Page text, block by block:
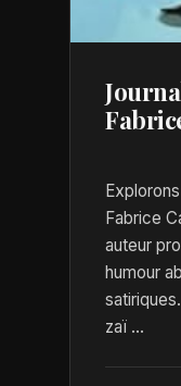
Fabrice
auteur
humour
zaï ...